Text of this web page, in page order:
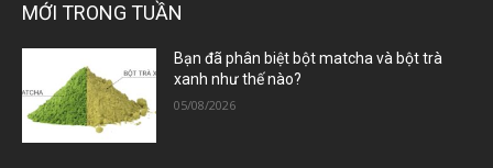
MỚI TRONG TUẦN
Bạn đã phân biệt bột matcha và bột trà
xanh như thế nào?
05/08/2026